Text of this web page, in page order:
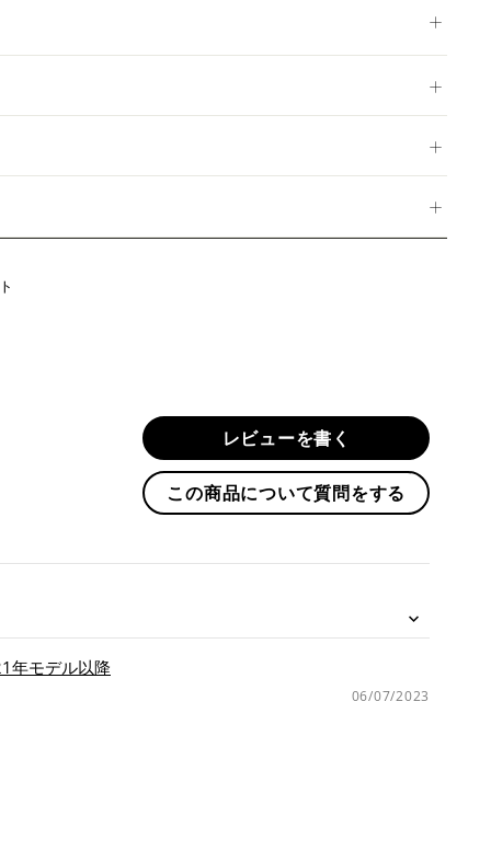
レビューを書く
この商品について質問をする
年モデル以降
06/07/2023